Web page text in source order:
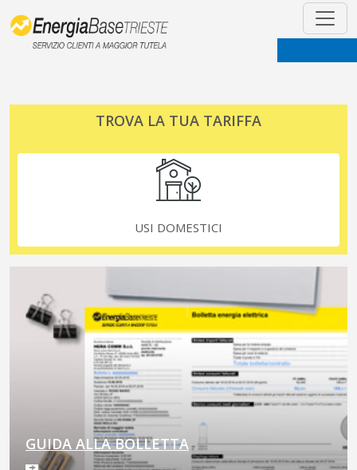
TROVA LA TUA TARIFFA
USI DOMESTICI
GUIDA ALLA BOLLETTA